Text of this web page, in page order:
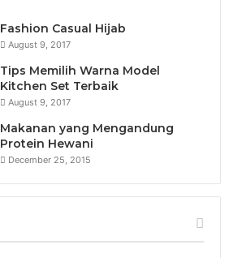
Fashion Casual Hijab
August 9, 2017
Tips Memilih Warna Model
Kitchen Set Terbaik
August 9, 2017
Makanan yang Mengandung
Protein Hewani
December 25, 2015